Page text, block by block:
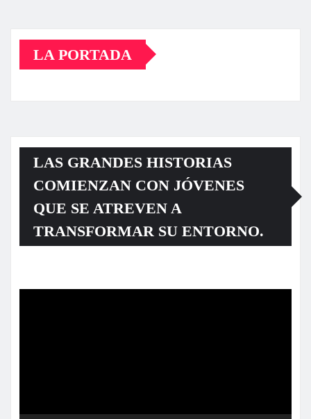
LA PORTADA
LAS GRANDES HISTORIAS
COMIENZAN CON JÓVENES
QUE SE ATREVEN A
TRANSFORMAR SU ENTORNO.